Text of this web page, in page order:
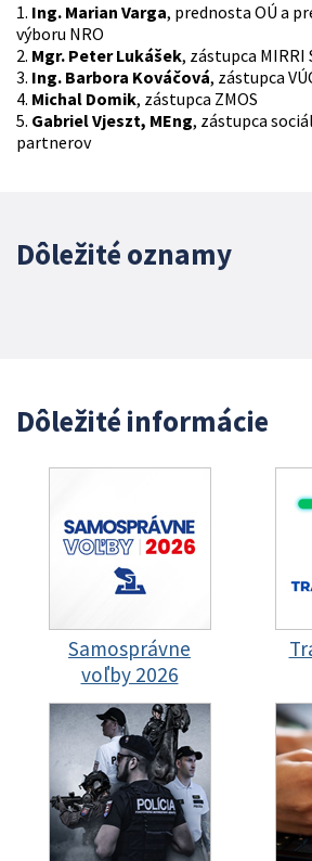
1. Ing. Marian Varga, prednosta OÚ a
výboru NRO
2. Mgr. Peter Lukášek, zástupca MIRRI
3. Ing. Barbora Kováčová, zástupca
4. Michal Domik, zástupca ZMOS
5. Gabriel Vjeszt, MEng, zástupca
partnerov
Dôležité oznamy
Dôležité informácie
Samosprávne
voľby 2026